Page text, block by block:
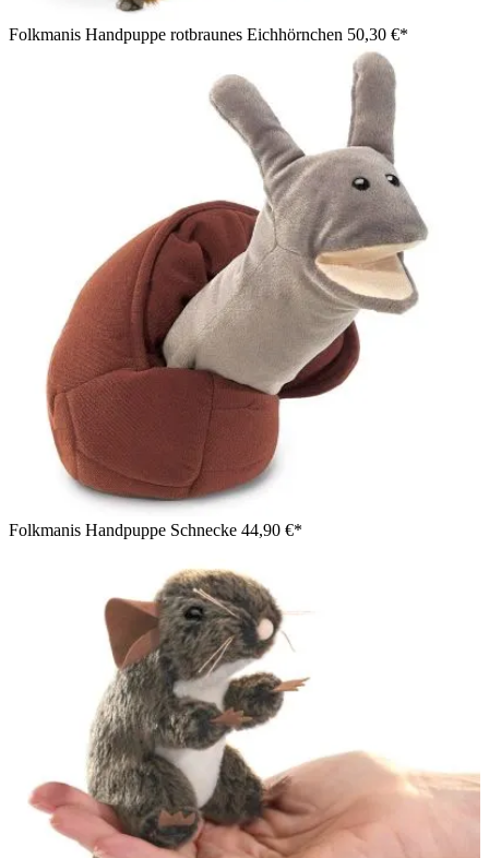
Folkmanis Handpuppe rotbraunes Eichhörnchen 50,30 €*
Folkmanis Handpuppe Schnecke 44,90 €*